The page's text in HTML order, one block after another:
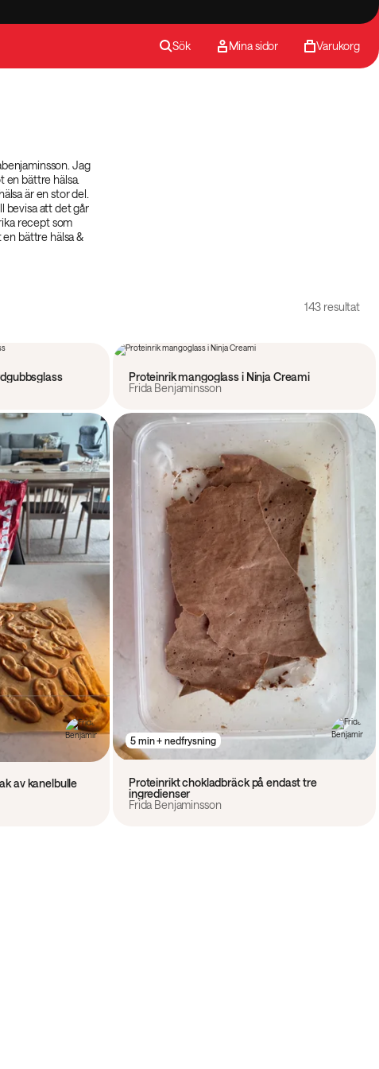
Sök Mina sidor Varukorg
Jag
en bättre hälsa.
är en stor del.
bevisa att det går
recept som
bättre hälsa &
143 resultat
Proteinrik mangoglass i Ninja Creami
Frida Benjaminsson
av kanelbulle
5 min + nedfrysning
Proteinrikt chokladbräck på endast tre
ingredienser
Frida Benjaminsson